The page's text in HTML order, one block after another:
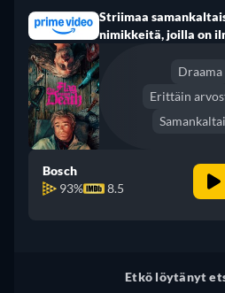
Ranska, Unkari, Puola
Striimaa
nimikkeitä, joilla on
Draama
Erittäin
Bosch
93%
8.5
Etkö löytänyt